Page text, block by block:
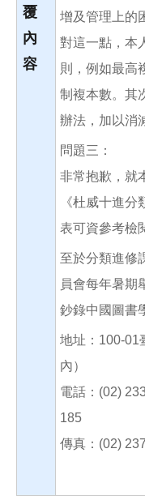
覆
內
容
增及管理上的
對這一點，本
則，例如最高
制複本數。其
辦法，加以消
問題三：
非常抱歉，就
《杜威十進
表可資參考檢
至於分類進修
員會每年暑期
鈔錄中國圖書
地址：100-01
內）
電話：(02)
185
傳真：(02)